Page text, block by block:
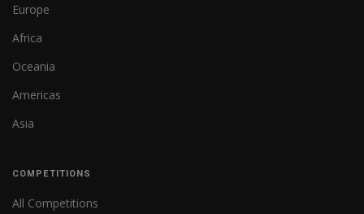
Europe
Africa
Oceania
Americas
Asia
COMPETITIONS
All Competitions